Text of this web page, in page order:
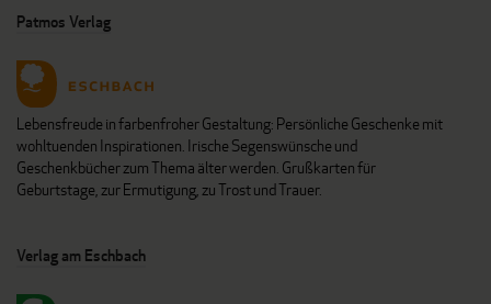
Patmos Verlag
Lebensfreude in farbenfroher Gestaltung: Persönliche Geschenke mit
wohltuenden Inspirationen. Irische Segenswünsche und
Geschenkbücher zum Thema älter werden. Grußkarten für
Geburtstage, zur Ermutigung, zu Trost und Trauer.
Verlag am Eschbach